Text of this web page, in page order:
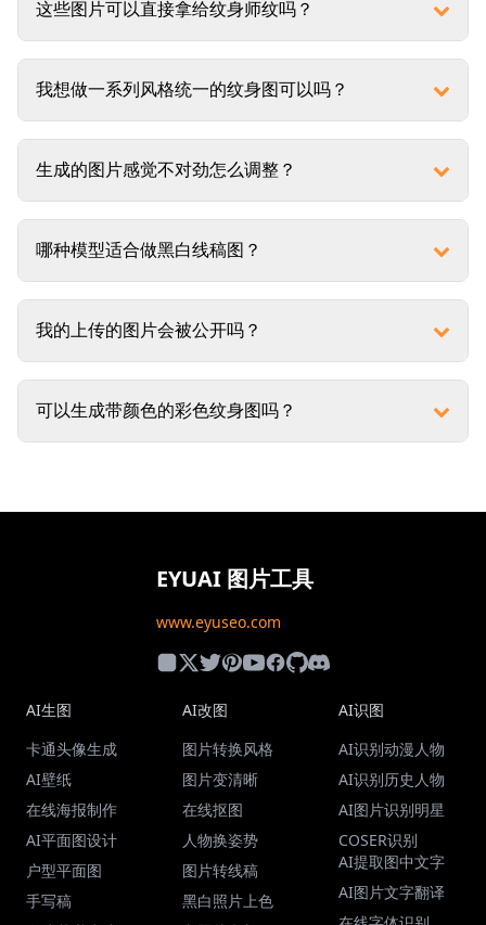
这些图片可以直接拿给纹身师纹吗？
我想做一系列风格统一的纹身图可以吗？
生成的图片感觉不对劲怎么调整？
哪种模型适合做黑白线稿图？
我的上传的图片会被公开吗？
可以生成带颜色的彩色纹身图吗？
EYUAI 图片工具
www.eyuseo.com
AI生图
卡通头像生成
AI壁纸
在线海报制作
AI平面图设计
户型平面图
手写稿
AI改图
图片转换风格
图片变清晰
在线抠图
人物换姿势
图片转线稿
黑白照片上色
AI识图
AI识别动漫人物
AI识别历史人物
AI图片识别明星
COSER识别
AI提取图中文字
AI图片文字翻译